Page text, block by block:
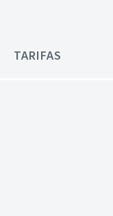
TARIFAS